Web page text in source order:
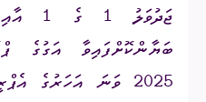
ބަޔާންކޮށްފައިވާ އަގުގެ
2025 ވަނަ އަހަރުގެ